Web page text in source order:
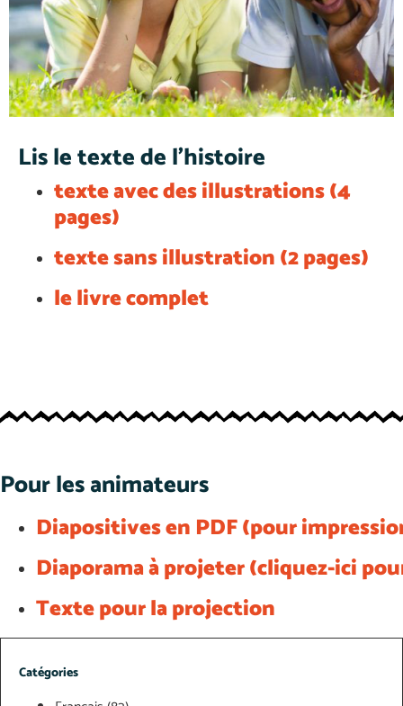
Lis le texte de l'histoire
texte avec des illustrations (4
pages)
texte sans illustration (2 pages)
le livre complet
Pour les animateurs
Diapositives en PDF (pour
Diaporama à projeter (cliquez-ici
Texte pour la projection
Catégories